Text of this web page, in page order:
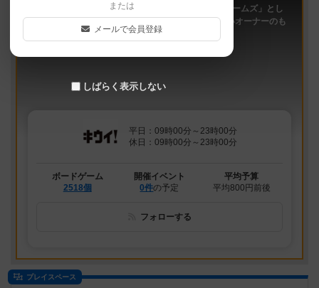
「キウイ！」は、2011年9月大阪日本橋で「キウイゲームズ」とし
てスタートしたボードゲームカフェです。 今は新しいオーナーのも
平日：09時00分～23時00分
休日：09時00分～23時00分
ボードゲーム
2518個
開催イベント
0件の予定
平均予算
平均800円前後
フォローする
プレイスペース
または
メールで会員登録
しばらく表示しない